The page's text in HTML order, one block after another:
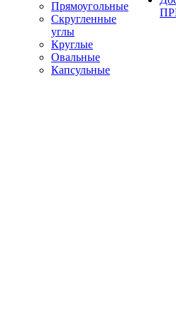
Прямоугольные
Скругленные
углы
Круглые
Овальные
Капсульные